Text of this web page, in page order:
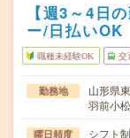
【週3～4日
ー/日払いOK
職種未経験OK 交
勤務地
山形県
羽前小
曜日頻度 シフト制